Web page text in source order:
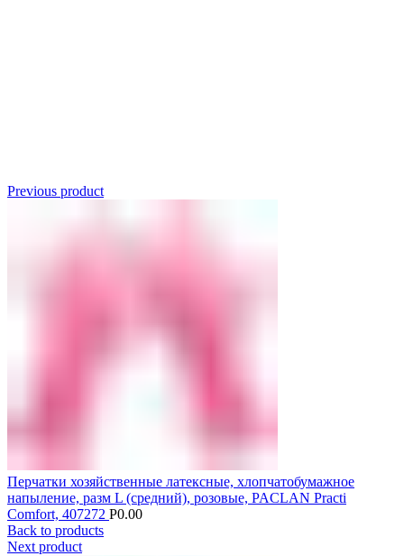
Previous product
Перчатки хозяйственные латексные, хлопчатобумажное
напыление, разм L (средний), розовые, PACLAN Practi
Comfort, 407272 Р0.00
Back to products
Next product